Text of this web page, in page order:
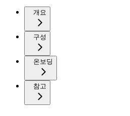
개요
구성
온보딩
참고